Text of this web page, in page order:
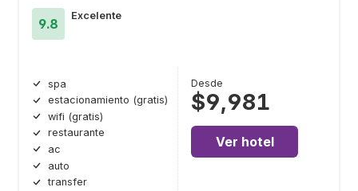
9.8
Excelente
spa
estacionamiento (gratis)
wifi (gratis)
restaurante
ac
auto
transfer
Desde
$9,981
Ver hotel